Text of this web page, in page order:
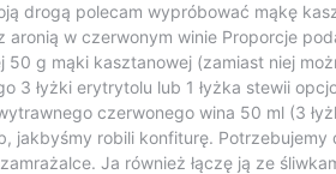
drogą polecam wypróbować mąkę
w czerwonym winie Proporcje
g mąki kasztanowej (zamiast niej
łyżki erytrytolu lub 1 łyżka stewii
czerwonego wina 50 ml (3
jakbyśmy robili konfiturę.
Ja również łączę ją ze